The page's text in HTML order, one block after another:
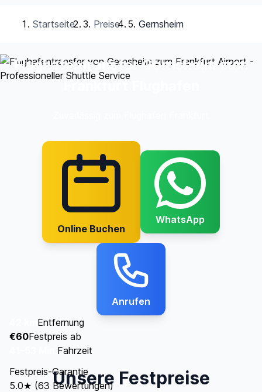
Startseite Preise Gernsheim
Flughafentransfer Gernsheim zum
Online Buchen
WhatsApp
Anrufen
Entfernung
€60Festpreis ab
Fahrzeit
Festpreis-Garantie
5.0★ (63 Bewertungen)
Unsere Festpreise